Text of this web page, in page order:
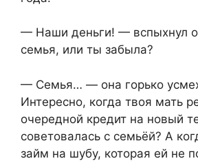
— Наши деньги! — вспыхнул
семья, или ты забыла?
— Семья… — она горько
Интересно, когда твоя мать
очередной кредит на новый
советовалась с семьёй? А
займ на шубу, которая ей не